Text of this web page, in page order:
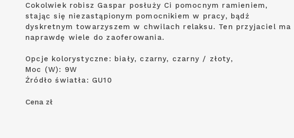
Cokolwiek robisz Gaspar posłuży Ci pomocnym ramieniem,
stając się niezastąpionym pomocnikiem w pracy, bądź
dyskretnym towarzyszem w chwilach relaksu. Ten przyjaciel ma
naprawdę wiele do zaoferowania.
Opcje kolorystyczne: biały, czarny, czarny / złoty,
Moc (W): 9W
Źródło światła: GU10
Cena zł